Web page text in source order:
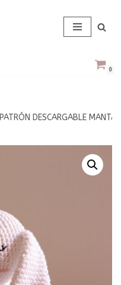
0
PATRÓN DESCARGABLE MANTA